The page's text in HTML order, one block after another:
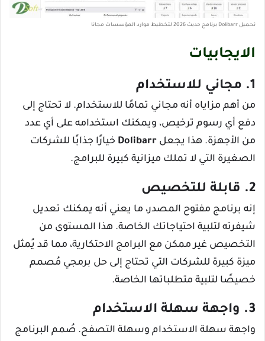
تحميل Dolibarr برنامج حديث 2026 لتخطيط موارد المؤسسات مجانا
الايجابيات
1. مجاني للاستخدام
من أهم مزاياه أنه مجاني تمامًا للاستخدام. لا تحتاج إلى
دفع أي رسوم ترخيص، ويمكنك استخدامه على أي عدد
من الأجهزة. هذا يجعل Dolibarr خيارًا جذابًا للشركات
الصغيرة التي لا تملك ميزانية كبيرة للبرامج.
2. قابلة للتخصيص
إنه برنامج مفتوح المصدر، ما يعني أنه يمكنك تعديل
شيفرته لتلبية احتياجاتك الخاصة. هذا المستوى من
التخصيص غير ممكن مع البرامج الاحتكارية، مما قد يُمثل
ميزة كبيرة للشركات التي تحتاج إلى حل برمجي مُصمم
خصيصًا لتلبية متطلباتها الخاصة.
3. واجهة سهلة الاستخدام
واجهة سهلة الاستخدام وسهلة التصفح. صُمم البرنامج